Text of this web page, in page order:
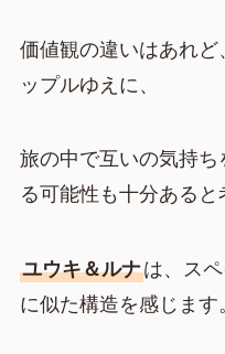
価値観の違いはあれ
ップルゆえに、
旅の中で互いの気持
る可能性も十分あると
ユウキ＆ルナは、ス
に似た構造を感じます